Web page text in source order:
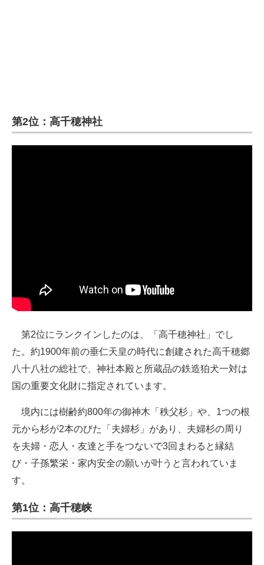
第2位：高千穂神社
第2位にランクインしたのは、「高千穂神社」でし
た。約1900年前の垂仁天皇の時代に創建された高千穂郷
八十八社の総社で、神社本殿と所蔵品の鉄造狛犬一対は
国の重要文化財に指定されています。
境内には樹齢約800年の御神木「秩父杉」や、1つの根
元から杉が2本のびた「夫婦杉」があり、夫婦杉の周り
を夫婦・恋人・友達と手をつないで3回まわると縁結
び・子孫繁栄・家内安全の願いが叶うと言われていま
す。
第1位：高千穂峡